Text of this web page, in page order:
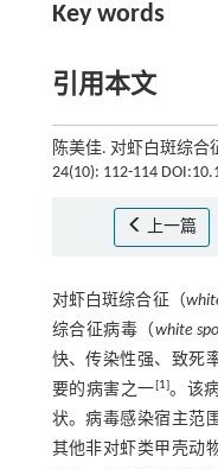
Key words
引用本文
陈美佳. 对虾白斑综合
24(10): 112-114
上一篇
对虾白斑综合征（
综合征病毒（white
快、传染性强、致死
要的病害之一[1]。该
状。病毒感染宿主范
其他非对虾类甲壳动